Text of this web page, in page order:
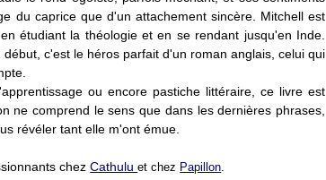
du caprice que d'un attachement sincère. Mitchell est
étudiant la théologie et en se rendant jusqu'en Inde.
c'est le héros parfait d'un roman anglais, celui qui
ou encore pastiche littéraire, ce livre est
ne comprend le sens que dans les dernières phrases,
révéler tant elle m'ont émue.
chezCathuluet chez Papillon.